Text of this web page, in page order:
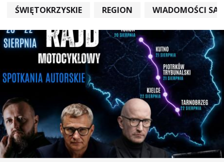
ŚWIĘTOKRZYSKIE REGION WIADOMOŚCI